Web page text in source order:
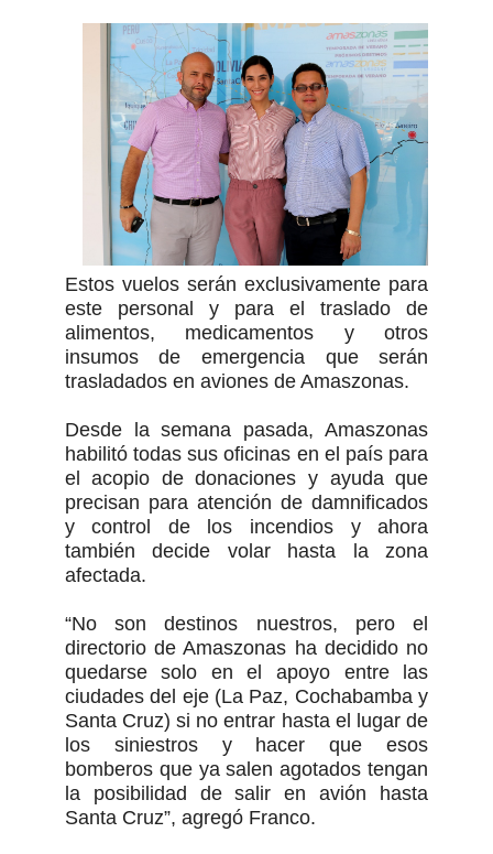
Estos vuelos serán exclusivamente para
este personal y para el traslado de
alimentos, medicamentos y otros
insumos de emergencia que serán
trasladados en aviones de Amaszonas.
Desde la semana pasada, Amaszonas
habilitó todas sus oficinas en el país para
el acopio de donaciones y ayuda que
precisan para atención de damnificados
y control de los incendios y ahora
también decide volar hasta la zona
afectada.
“No son destinos nuestros, pero el
directorio de Amaszonas ha decidido no
quedarse solo en el apoyo entre las
ciudades del eje (La Paz, Cochabamba y
Santa Cruz) si no entrar hasta el lugar de
los siniestros y hacer que esos
bomberos que ya salen agotados tengan
la posibilidad de salir en avión hasta
Santa Cruz”, agregó Franco.